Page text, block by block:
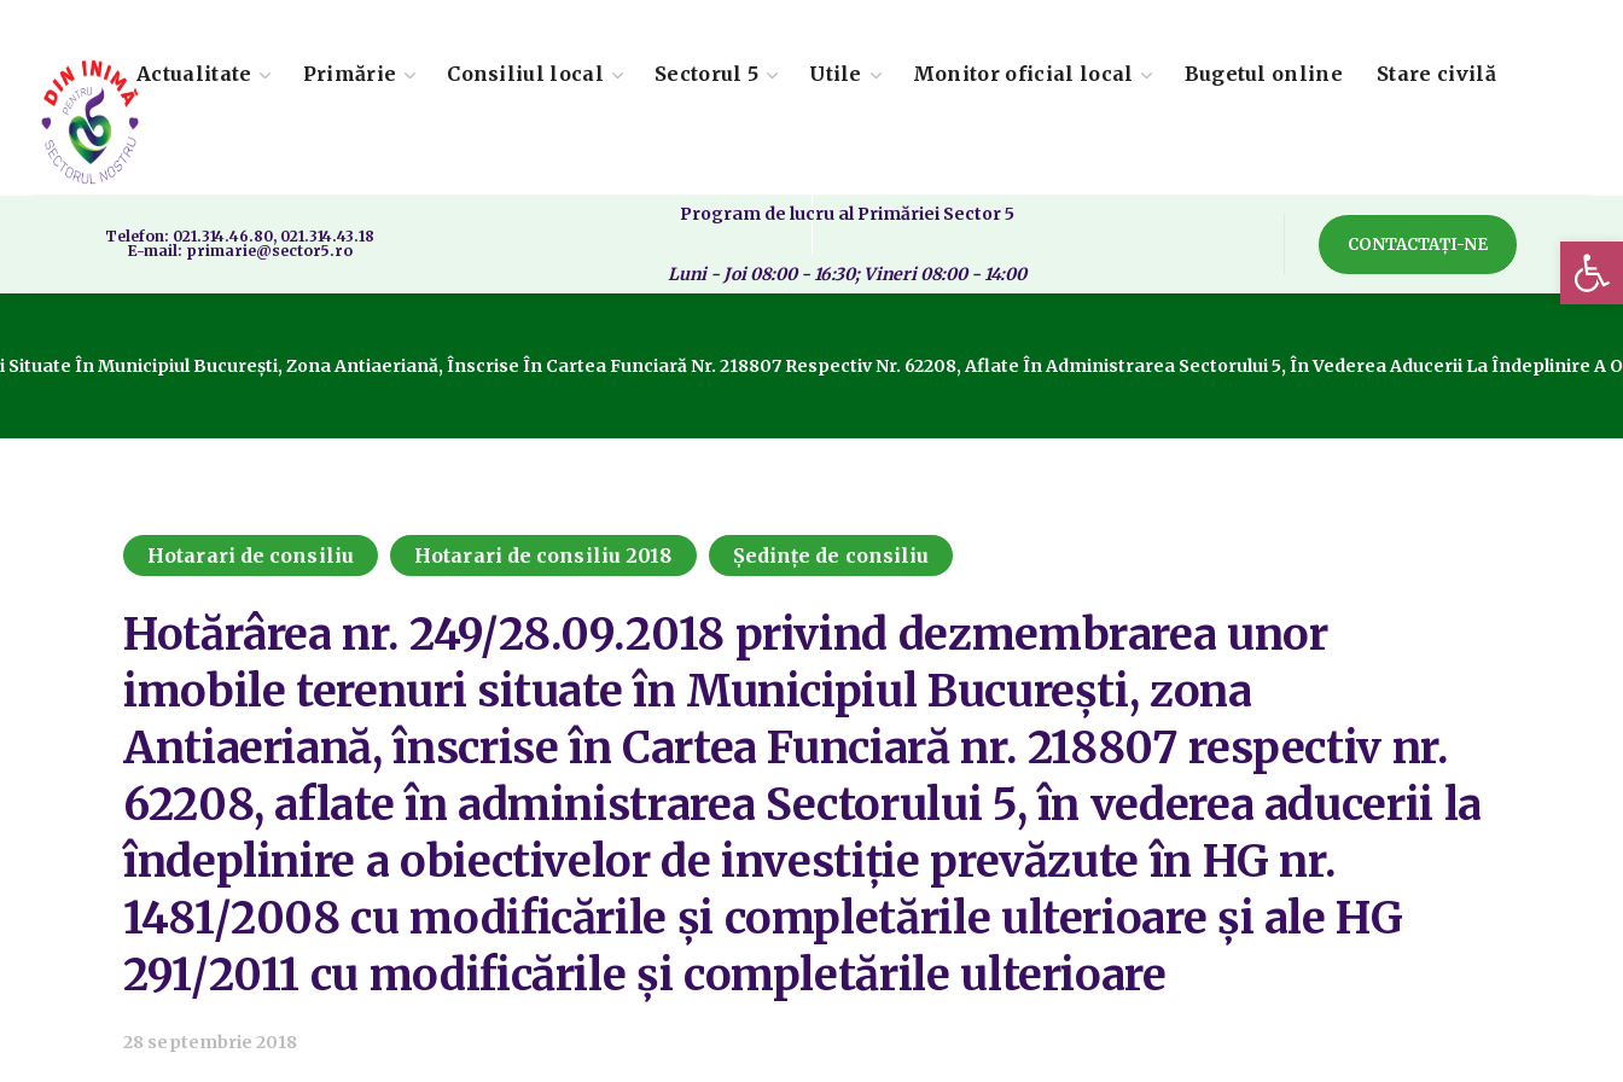
Actualitate Primărie Consiliul local Sectorul 5 Utile Monitor oficial local Bugetul online Stare civilă
Telefon: 021.314.46.80, 021.314.43.18
E-mail: primarie@sector5.ro
Program de lucru al Primăriei Sector 5
Luni - Joi 08:00 - 16:30; Vineri 08:00 - 14:00
CONTACTAȚI-NE
În Municipiul București, Zona Antiaeriană, Înscrise În Cartea Funciară Nr. 218807 Respectiv Nr. 62208, Aflate În Administrarea Sectorului 5, În Vederea Aducerii La Îndeplinire
Hotarari de consiliu Hotarari de consiliu 2018 Ședințe de consiliu
Hotărârea nr. 249/28.09.2018 privind dezmembrarea unor
imobile terenuri situate în Municipiul București, zona
Antiaeriană, înscrise în Cartea Funciară nr. 218807 respectiv nr.
62208, aflate în administrarea Sectorului 5, în vederea aducerii la
îndeplinire a obiectivelor de investiție prevăzute în HG nr.
1481/2008 cu modificările și completările ulterioare și ale HG
291/2011 cu modificările și completările ulterioare
28 septembrie 2018